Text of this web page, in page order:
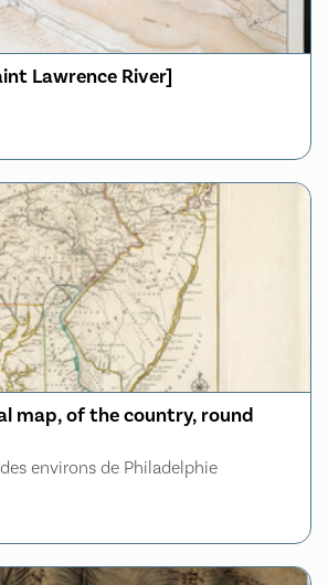
Lawrence River]
map, of the country, round
environs de Philadelphie